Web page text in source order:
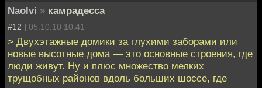
Naolvi » камрадесса
#12 | 05.10.10 10:41
> Двухэтажные домики за глухими заборами или
новые высотные дома — это основные строения, где
люди живут. Ну и плюс множество мелких
трущобных районов вдоль больших шоссе, где